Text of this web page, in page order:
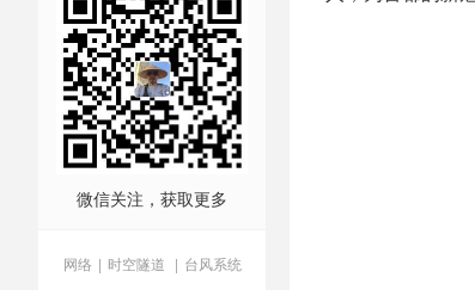
微信关注，获取更多
网络 | 时空隧道 | 台风系统